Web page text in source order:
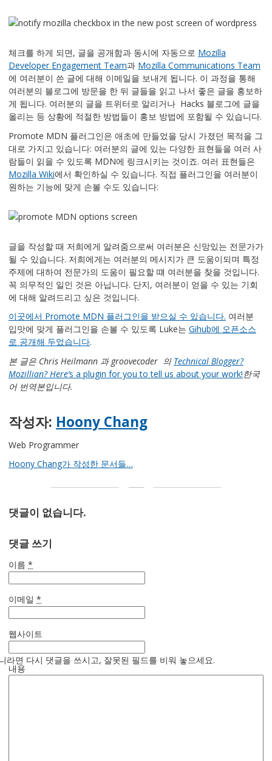
체크를 하게 되면, 글을 공개함과 동시에 자동으로 Mozilla
Developer Engagement Team과 Mozilla Communications Team
에 여러분이 쓴 글에 대해 이메일을 보내게 됩니다. 이 과정을 통해
여러분의 블로그에 방문을 한 뒤 글들을 읽고 나서 좋은 글을 홍보하
게 됩니다. 여러분의 글을 트위터로 알리거나 Hacks 블로그에 글을
올리는 등 상황에 적절한 방법들이 홍보 방법에 포함될 수 있습니다.
Promote MDN 플러그인은 애초에 만들었을 당시 가졌던 목적을 그
대로 가지고 있습니다: 여러분의 글에 있는 다양한 표현들을 여러 사
람들이 읽을 수 있도록 MDN에 링크시키는 것이죠. 여러 표현들은
Mozilla Wiki에서 확인하실 수 있습니다. 직접 플러그인을 여러분이
원하는 기능에 맞게 손볼 수도 있습니다:
글을 작성할 때 저희에게 알려줌으로써 여러분은 신망있는 전문가가
될 수 있습니다. 저희에게는 여러분의 메시지가 큰 도움이되며 특정
주제에 대하여 전문가의 도움이 필요할 떄 여러분을 찾을 것입니다.
꼭 의무적인 일인 것은 아닙니다. 단지, 여러분이 얻을 수 있는 기회
에 대해 알려드리고 싶은 것입니다.
이곳에서 Promote MDN 플러그인을 받으실 수 있습니다. 여러분
입맛에 맞게 플러그인을 손볼 수 있도록 Luke는 Gihub에 오픈소스
로 공개해 두었습니다.
본 글은 Chris Heilmann 과 groovecoder 의 Technical Blogger?
Mozillian? Here’s a plugin for you to tell us about your work! 한국
어 번역본입니다.
작성자: Hoony Chang
Web Programmer
Hoony Chang가 작성한 문서들…
댓글이 없습니다.
댓글 쓰기
이름 *
이메일 *
웹사이트
면 다시 댓글을 쓰시고, 잘못된 필드를 비워 놓으세요.
내용